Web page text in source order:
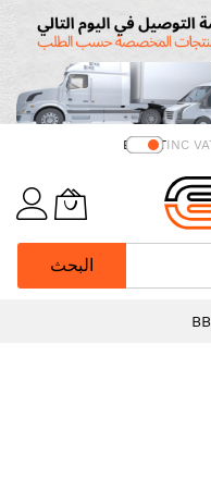
INC
EX VAT
البحث